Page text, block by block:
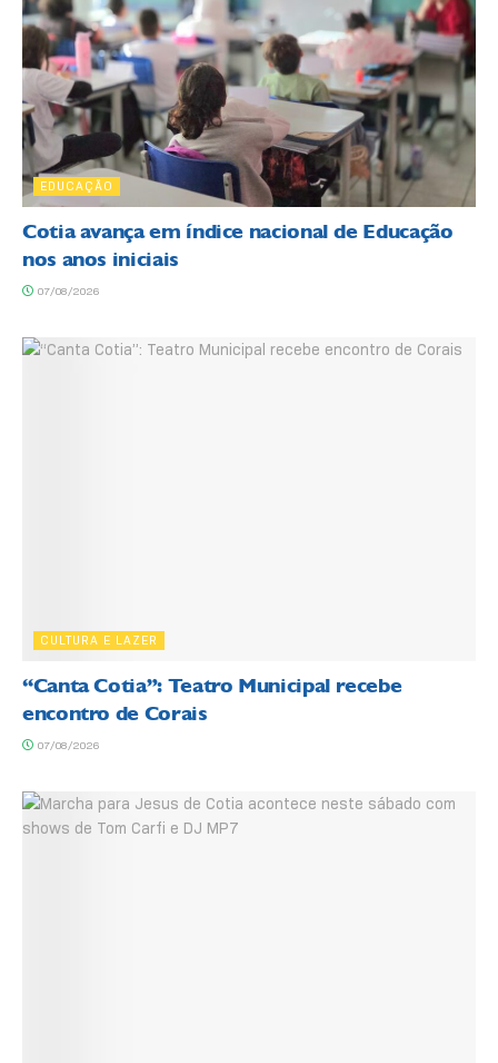
EDUCAÇÃO
Cotia avança em índice nacional de Educação
nos anos iniciais
07/08/2026
CULTURA E LAZER
“Canta Cotia”: Teatro Municipal recebe
encontro de Corais
07/08/2026